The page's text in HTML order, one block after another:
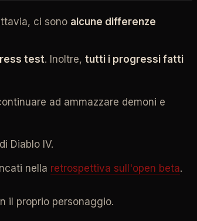
ci sono alcune differenze
test. Inoltre, tutti i progressi fatti
ad ammazzare demoni e
di Diablo IV.
nella retrospettiva sull'open beta.
il proprio personaggio.